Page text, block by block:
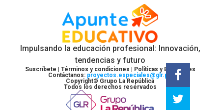
Impulsando la educación profesional: Innovación,
tendencias y futuro
Suscríbete | Términos y condiciones | Políticas y Estándares
Contáctanos: proyectos.especiales@glr.pe
Copyright© Grupo La República
Todos los derechos reservados